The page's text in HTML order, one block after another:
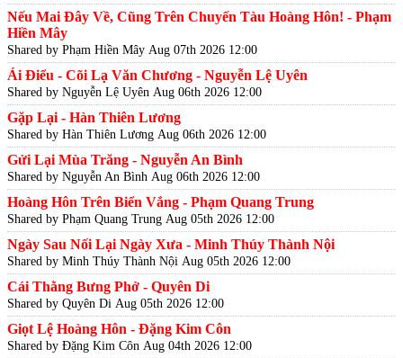
Nếu Mai Đây Về, Cũng Trên Chuyến Tàu Hoàng Hôn! - Phạm
Hiền Mây
Shared by Phạm Hiền Mây Aug 07th 2026 12:00
Ái Điểu - Cõi Lạ Văn Chương - Nguyễn Lệ Uyên
Shared by Nguyễn Lệ Uyên Aug 06th 2026 12:00
Gặp Lại - Hàn Thiên Lương
Shared by Hàn Thiên Lương Aug 06th 2026 12:00
Gửi Lại Mùa Trăng - Nguyễn An Bình
Shared by Nguyễn An Bình Aug 06th 2026 12:00
Hoàng Hôn Trên Biển Vắng - Phạm Quang Trung
Shared by Phạm Quang Trung Aug 05th 2026 12:00
Ngày Sau Nối Lại Ngày Xưa - Minh Thúy Thành Nội
Shared by Minh Thúy Thành Nội Aug 05th 2026 12:00
Cái Thằng Bưng Phở - Quyên Di
Shared by Quyên Di Aug 05th 2026 12:00
Giọt Lệ Hoàng Hôn - Đặng Kim Côn
Shared by Đặng Kim Côn Aug 04th 2026 12:00